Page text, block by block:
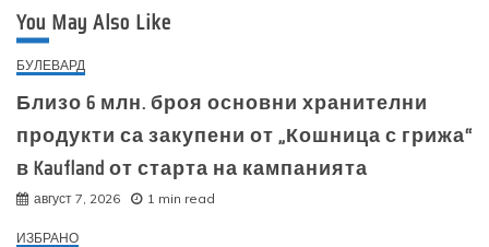
You May Also Like
БУЛЕВАРД
Близо 6 млн. броя основни хранителни
продукти са закупени от „Кошница с грижа“
в Kaufland от старта на кампанията
август 7, 2026 1 min read
ИЗБРАНО